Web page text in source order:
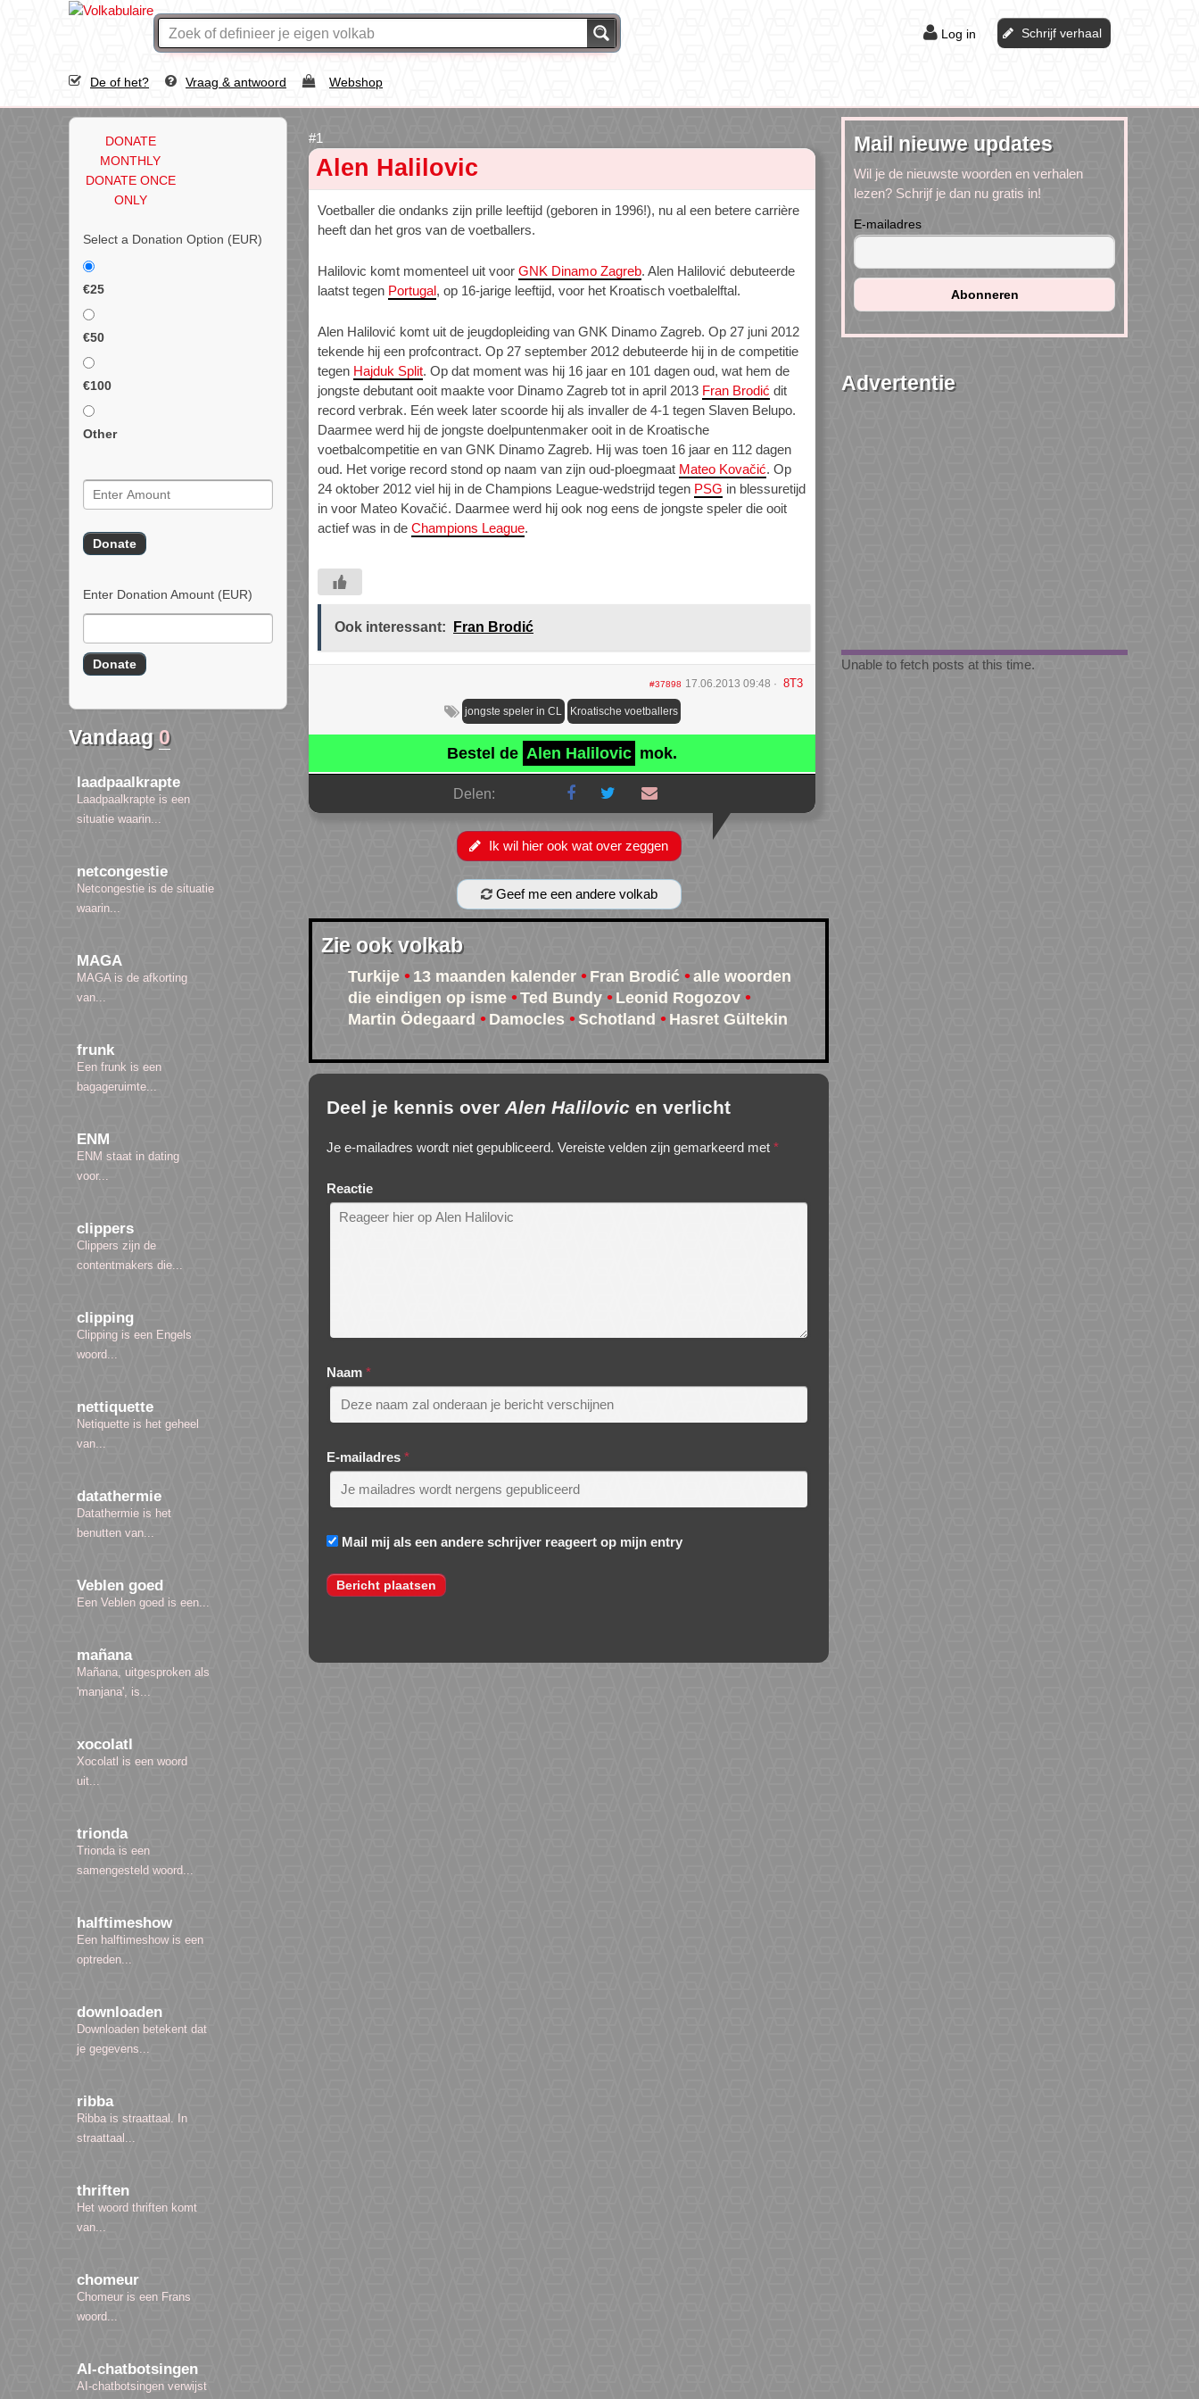
Log in Schrijf verhaal
De of het? Vraag & antwoord Webshop
DONATE
MONTHLY
DONATE ONCE
ONLY
Select a Donation Option (EUR)
€25
€50
€100
Other
Enter Donation Amount (EUR)
Vandaag 0
laadpaalkrapte
Laadpaalkrapte is een
situatie waarin...
netcongestie
Netcongestie is de situatie
waarin...
MAGA
MAGA is de afkorting
van...
frunk
Een frunk is een
bagageruimte...
ENM
ENM staat in dating
voor...
clippers
Clippers zijn de
contentmakers die...
clipping
Clipping is een Engels
woord...
nettiquette
Netiquette is het geheel
van...
datathermie
Datathermie is het
benutten van...
Veblen goed
Een Veblen goed is een...
mañana
Mañana, uitgesproken als
'manjana', is...
xocolatl
Xocolatl is een woord
uit...
trionda
Trionda is een
samengesteld woord...
halftimeshow
Een halftimeshow is een
optreden...
downloaden
Downloaden betekent dat
je gegevens...
ribba
Ribba is straattaal. In
straattaal...
thriften
Het woord thriften komt
van...
chomeur
Chomeur is een Frans
woord...
AI-chatbotsingen
AI-chatbotsingen verwijst
Alen Halilovic
Voetballer die ondanks zijn prille leeftijd (geboren in 1996!), nu al een betere carrière
heeft dan het gros van de voetballers.
Halilovic komt momenteel uit voor GNK Dinamo Zagreb. Alen Halilović debuteerde
laatst tegen Portugal, op 16-jarige leeftijd, voor het Kroatisch voetbalelftal.
Alen Halilović komt uit de jeugdopleiding van GNK Dinamo Zagreb. Op 27 juni 2012
tekende hij een profcontract. Op 27 september 2012 debuteerde hij in de competitie
tegen Hajduk Split. Op dat moment was hij 16 jaar en 101 dagen oud, wat hem de
jongste debutant ooit maakte voor Dinamo Zagreb tot in april 2013 Fran Brodić dit
record verbrak. Eén week later scoorde hij als invaller de 4-1 tegen Slaven Belupo.
Daarmee werd hij de jongste doelpuntenmaker ooit in de Kroatische
voetbalcompetitie en van GNK Dinamo Zagreb. Hij was toen 16 jaar en 112 dagen
oud. Het vorige record stond op naam van zijn oud-ploegmaat Mateo Kovačić. Op
24 oktober 2012 viel hij in de Champions League-wedstrijd tegen PSG in blessuretijd
in voor Mateo Kovačić. Daarmee werd hij ook nog eens de jongste speler die ooit
actief was in de Champions League.
Ook interessant: Fran Brodić
#37898 17.06.2013 09:48 8T3
jongste speler in CL Kroatische voetballers
Bestel de Alen Halilovic mok.
Delen:
Ik wil hier ook wat over zeggen
Geef me een andere volkab
Zie ook volkab
Turkije 13 maanden kalender Fran Brodić
alle woorden
die eindigen op isme
Ted Bundy
Leonid Rogozov
Martin Ödegaard
Damocles Schotland Hasret Gültekin
Deel je kennis over Alen Halilovic en verlicht
Je e-mailadres wordt niet gepubliceerd. Vereiste velden zijn gemarkeerd met *
Reactie
Naam *
E-mailadres *
Mail mij als een andere schrijver reageert op mijn entry
Mail nieuwe updates
Wil je de nieuwste woorden en verhalen
lezen? Schrijf je dan nu gratis in!
E-mailadres
Advertentie
Unable to fetch posts at this time.